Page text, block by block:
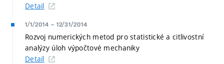
Detail
1/1/2014 – 12/31/2014
Rozvoj numerických metod pro statistické a citlivostní
analýzy úloh výpočtové mechaniky
Detail